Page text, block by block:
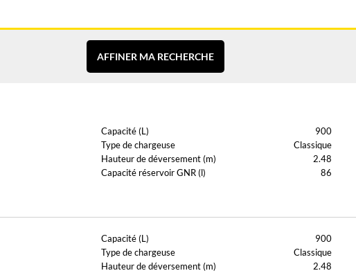
AFFINER MA RECHERCHE
Capacité (L)
900
Type de chargeuse
Classique
Hauteur de déversement (m)
2.48
Capacité réservoir GNR (l)
86
Capacité (L)
900
Type de chargeuse
Classique
Hauteur de déversement (m)
2.48